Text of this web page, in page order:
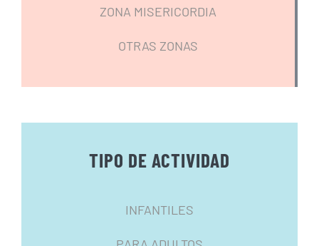
ZONA MISERICORDIA
OTRAS ZONAS
TIPO DE ACTIVIDAD
INFANTILES